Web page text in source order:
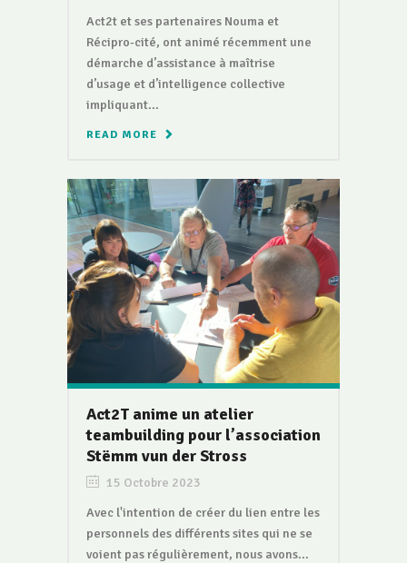
Act2t et ses partenaires Nouma et
Récipro-cité, ont animé récemment une
démarche d’assistance à maîtrise
d’usage et d’intelligence collective
impliquant...
READ MORE
Act2T anime un atelier
teambuilding pour l’association
Stëmm vun der Stross
15 Octobre 2023
Avec l'intention de créer du lien entre les
personnels des différents sites qui ne se
voient pas régulièrement, nous avons...